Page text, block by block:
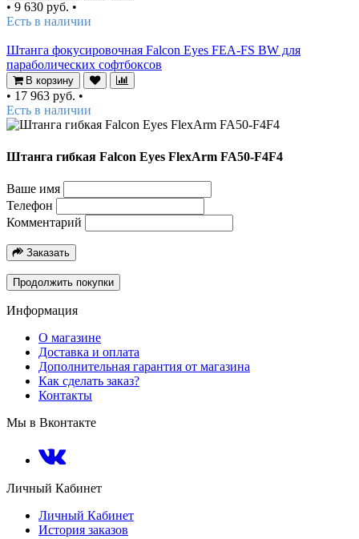
• 9 630 руб. •
Есть в наличии
Штанга фокусировочная Falcon Eyes FEA-FS BW для
параболических софтбоксов
В корзину
• 17 963 руб. •
Есть в наличии
Штанга гибкая Falcon Eyes FlexArm FA50-F4F4
Ваше имя
Телефон
Комментарий
Заказать
Продолжить покупки
Информация
О магазине
Доставка и оплата
Дополнительная гарантия от магазина
Как сделать заказ?
Контакты
Мы в Вконтакте
Личный Кабинет
Личный Кабинет
История заказов